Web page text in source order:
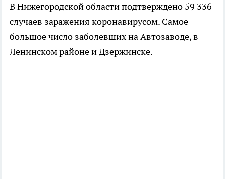
В Нижегородской области подтверждено 59 336
случаев заражения коронавирусом. Самое
большое число заболевших на Автозаводе, в
Ленинском районе и Дзержинске.